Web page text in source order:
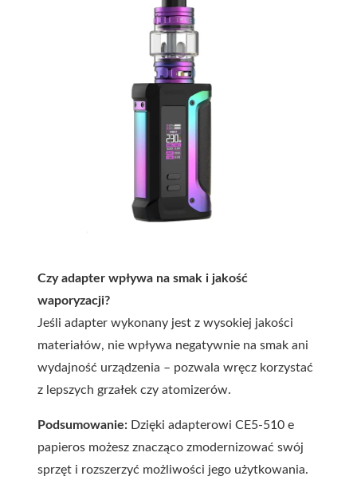
Czy adapter wpływa na smak i jakość
waporyzacji?
Jeśli adapter wykonany jest z wysokiej jakości
materiałów, nie wpływa negatywnie na smak ani
wydajność urządzenia – pozwala wręcz korzystać
z lepszych grzałek czy atomizerów.
Podsumowanie: Dzięki adapterowi CE5-510 e
papieros możesz znacząco zmodernizować swój
sprzęt i rozszerzyć możliwości jego użytkowania.